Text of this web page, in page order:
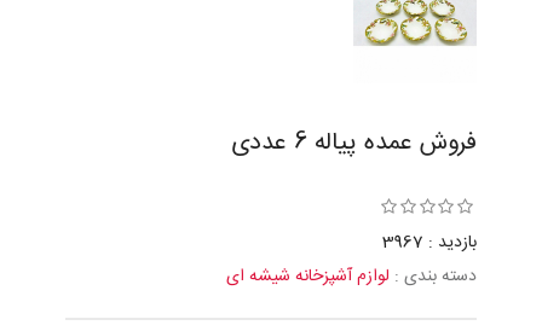
فروش عمده پیاله 6 عددی
بازدید : 3967
دسته بندی : لوازم آشپزخانه شیشه ای